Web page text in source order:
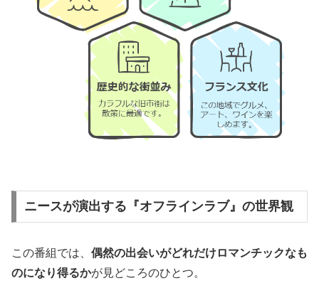
ニースが演出する『オフラインラブ』の世界観
この番組では、 偶然の出会いがどれだけロマンチックなも
のになり得るかが見どころのひとつ。